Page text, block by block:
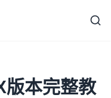
版本完整教